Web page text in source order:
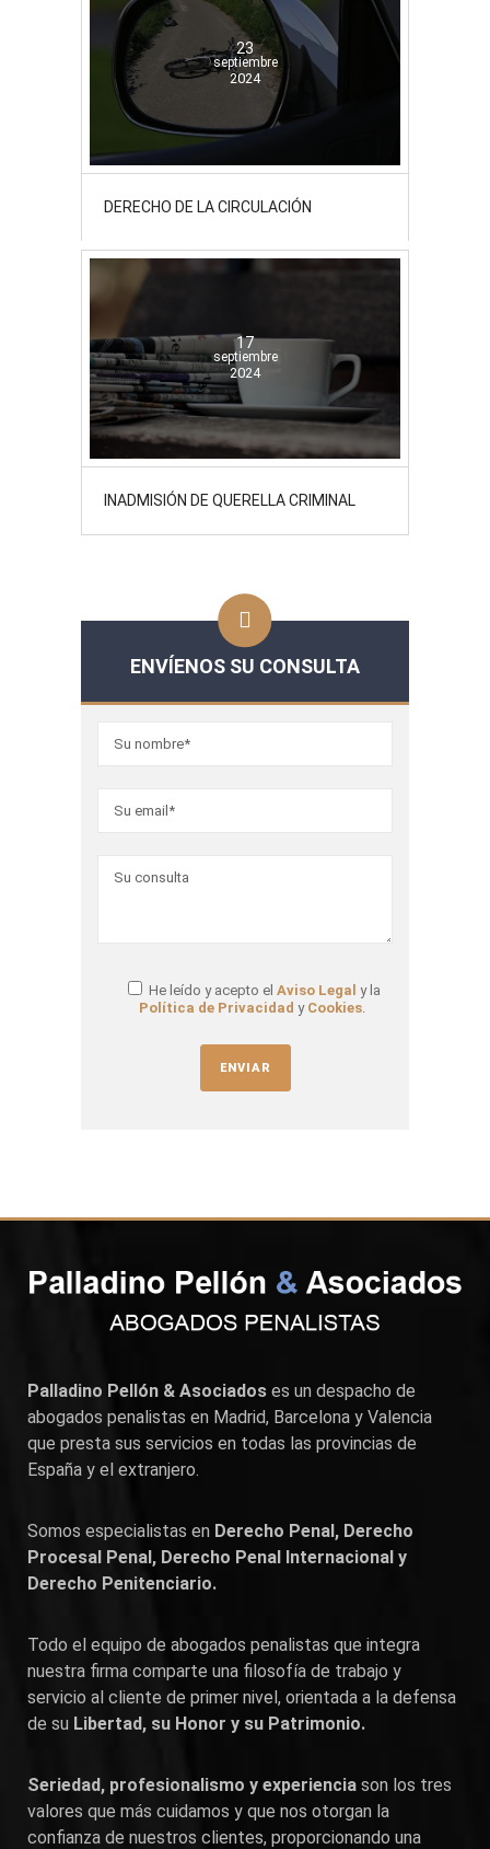
23
septiembre
2024
DERECHO DE LA CIRCULACIÓN
17
septiembre
2024
INADMISIÓN DE QUERELLA CRIMINAL
ENVÍENOS SU CONSULTA
He leído y acepto el Aviso Legal y la
Política de Privacidad y Cookies
Palladino Pellón & Asociados es un despacho de
abogados penalistas en Madrid, Barcelona y Valencia
que presta sus servicios en todas las provincias de
España y el extranjero.
Somos especialistas en Derecho Penal, Derecho
Procesal Penal, Derecho Penal Internacional y
Derecho Penitenciario.
Todo el equipo de abogados penalistas que integra
nuestra firma comparte una filosofía de trabajo y
servicio al cliente de primer nivel, orientada a la defensa
de su Libertad, su Honor y su Patrimonio.
Seriedad, profesionalismo y experiencia son los tres
valores que más cuidamos y que nos otorgan la
confianza de nuestros clientes, proporcionando una